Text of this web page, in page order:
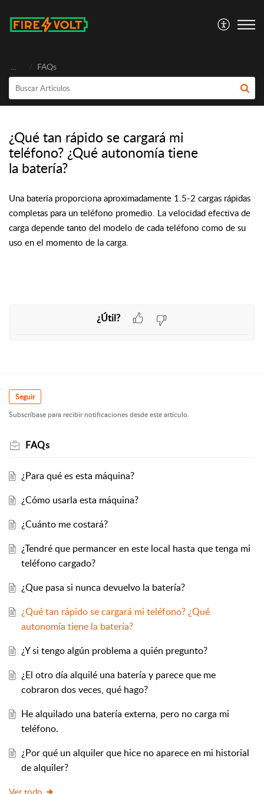
... FAQs
¿Qué tan rápido se cargará mi
teléfono? ¿Qué autonomía tiene
la batería?
Una batería proporciona aproximadamente 1.5-2 cargas rápidas
completas para un teléfono promedio. La velocidad efectiva de
carga depende tanto del modelo de cada teléfono como de su
uso en el momento de la carga.
¿Útil?
Seguir
Subscríbase para recibir notificaciones desde este artículo.
FAQs
¿Para qué es esta máquina?
¿Cómo usarla esta máquina?
¿Cuánto me costará?
¿Tendré que permancer en este local hasta que tenga mi
teléfono cargado?
¿Que pasa si nunca devuelvo la batería?
¿Qué tan rápido se cargará mi teléfono? ¿Qué
autonomía tiene la batería?
¿Y si tengo algún problema a quién pregunto?
¿El otro día alquilé una batería y parece que me
cobraron dos veces, qué hago?
He alquilado una batería externa, pero no carga mi
teléfono.
¿Por qué un alquiler que hice no aparece en mi historial
de alquiler?